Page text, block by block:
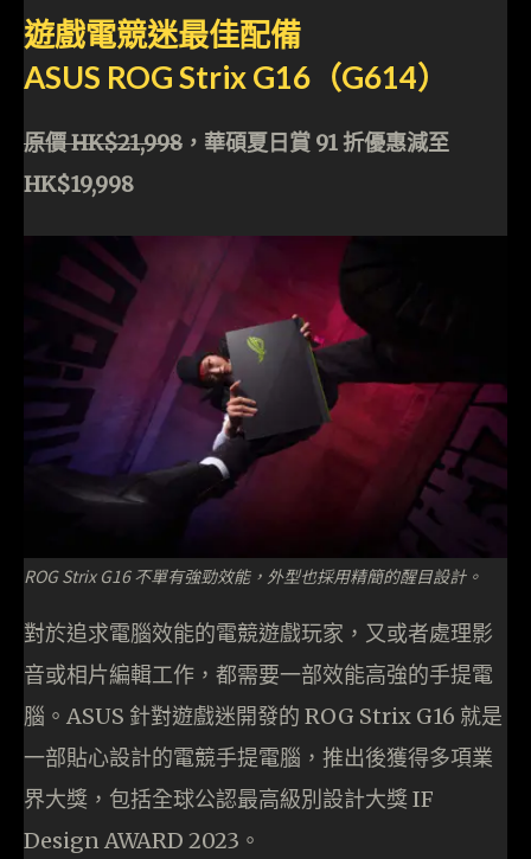
遊戲電競迷最佳配備
ASUS ROG Strix G16（G614）
原價 HK$21,998 ， 華碩夏日賞 91 折優惠減至
HK$19,998
ROG Strix G16 不單有強勁效能，外型也採用精簡的醒目設計。
對於追求電腦效能的電競遊戲玩家，又或者處理影
音或相片編輯工作，都需要一部效能高強的手提電
腦。ASUS 針對遊戲迷開發的 ROG Strix G16 就是
一部貼心設計的電競手提電腦，推出後獲得多項業
界大獎，包括全球公認最高級別設計大獎 IF
Design AWARD 2023。